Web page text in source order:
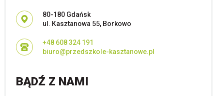
Adres pocztowy:
80-180 Gdańsk
ul. Kasztanowa 55, Borkowo
+48 608 324 191
biuro@przedszkole-kasztanowe.pl
BĄDŹ Z NAMI